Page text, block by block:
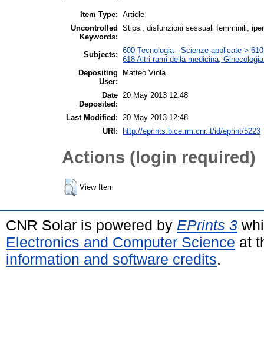
Item Type: Article
Uncontrolled
Keywords:
Stipsi, disfunzioni sessuali femminili,
Subjects: 600 Tecnologia - Scienze applicate >
618 Altri rami della medicina;
Depositing
User:
Matteo Viola
Date
Deposited:
20 May 2013 12:48
Last Modified:
20 May 2013 12:48
URI:
http://eprints.bice.rm.cnr.it/id/eprint/5223
Actions (login required)
View Item
CNR Solar is powered by EPrints 3
Electronics and Computer Science at
information and software credits.